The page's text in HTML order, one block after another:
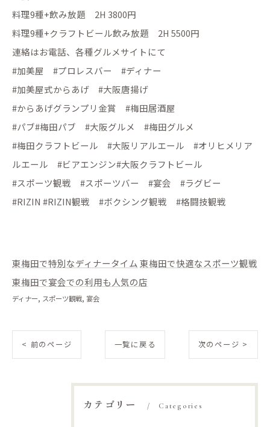
料理9種+飲み放題 2H 3800円
料理9種+クラフトビール飲み放題 2H 5500円
連絡はお電話、各種グルメサイトにて
#加美屋 #プロレスバー #ディナー
#加美屋式からあげ #大阪唐揚げ
#からあげグランプリ金賞 #梅田居酒屋
#パブ#梅田パブ #大阪グルメ #梅田グルメ
#梅田クラフトビール #大阪リアルエール #オリヒメリア
ルエール #ビアエンジン#大阪クラフトビール
#スポーツ観戦 #スポーツバー #宴会 #ラグビー
#RIZIN #RIZIN観戦 #ボクシング観戦 #格闘技観戦
東梅田で特別なディナータイム 東梅田で快適なスポーツ観戦
東梅田で宴会での利用も人気の店
ディナー スポーツ観戦 宴会
< 前のページ 一覧に戻る 次のページ >
カテゴリー Categories